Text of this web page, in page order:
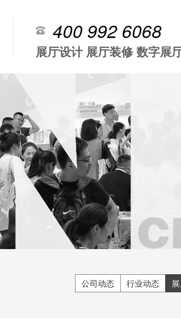
400 992 6068
展厅设计 展厅装修 数字展
公司动态 行业动态